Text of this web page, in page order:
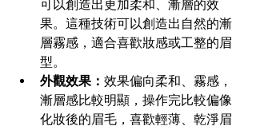
可以創造出更加柔和、漸層的效
果。這種技術可以創造出自然的漸
層霧感，適合喜歡妝感或工整的眉
型。
外觀效果： 效果偏向柔和、霧感，
漸層感比較明顯，操作完比較偏像
化妝後的眉毛，喜歡輕薄、乾淨眉